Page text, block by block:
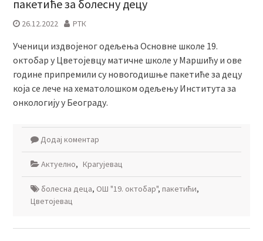
пакетиће за болесну децу
26.12.2022 РТК
Ученици издвојеног одељења Основне школе 19.
октобар у Цветојевцу матичне школе у Маршићу и ове
године припремили су новогодишње пакетиће за децу
која се лече на хематолошком одељењу Института за
онкологију у Београду.
Додај коментар
Актуелно, Крагујевац
болесна деца, ОШ "19. октобар", пакетићи,
Цветојевац